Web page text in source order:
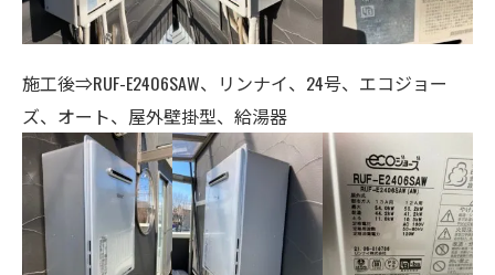
施工後⇒RUF-E2406SAW、リンナイ、24号、エコジョー
ズ、オート、屋外壁掛型、給湯器